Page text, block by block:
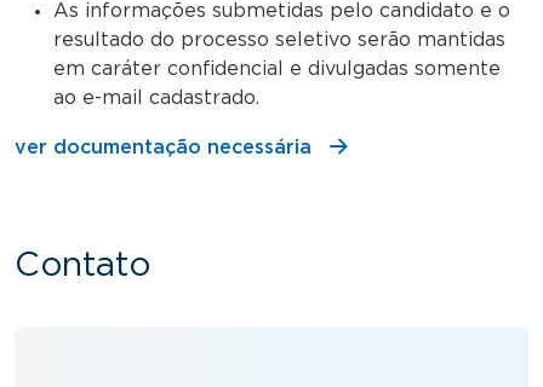
As informações submetidas pelo candidato e o
resultado do processo seletivo serão mantidas
em caráter confidencial e divulgadas somente
ao e-mail cadastrado.
ver documentação necessária
Contato